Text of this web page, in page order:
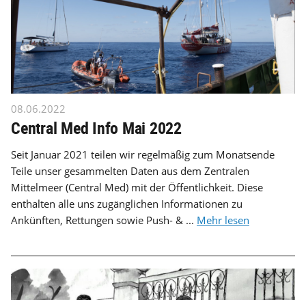
08.06.2022
Central Med Info Mai 2022
Seit Januar 2021 teilen wir regelmäßig zum Monatsende
Teile unser gesammelten Daten aus dem Zentralen
Mittelmeer (Central Med) mit der Öffentlichkeit. Diese
enthalten alle uns zugänglichen Informationen zu
Ankünften, Rettungen sowie Push- & ... Mehr lesen